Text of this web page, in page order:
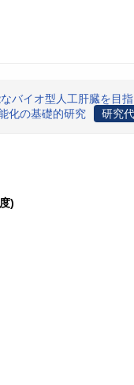
バイオ型人工肝臓を目
化の基礎的研究
研究
)